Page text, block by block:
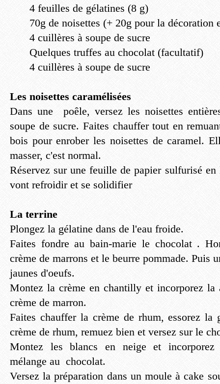
4 feuilles de gélatines (8 g)
70g de noisettes (+ 20g pour la décoration
4 cuillères à soupe de sucre
Quelques truffes au chocolat (facultatif)
4 cuillères à soupe de sucre
Les noisettes caramélisées
Dans une poêle, versez les noisettes
soupe de sucre. Faites chauffer tout en
bois pour enrober les noisettes de caramel.
masser, c'est normal.
Réservez sur une feuille de papier sulfurisé
vont refroidir et se solidifier
La terrine
Plongez la gélatine dans de l'eau froide.
Faites fondre au bain-marie le chocolat .
crème de marrons et le beurre pommade. Puis
jaunes d'oeufs.
Montez la crème en chantilly et incorporez la
crème de marron.
Faites chauffer la crème de rhum, essorez la
crème de rhum, remuez bien et versez sur le
Montez les blancs en neige et incorporez
mélange au chocolat.
Versez la préparation dans un moule à cake